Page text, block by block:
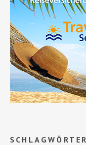
SCHLAGWÖRTER